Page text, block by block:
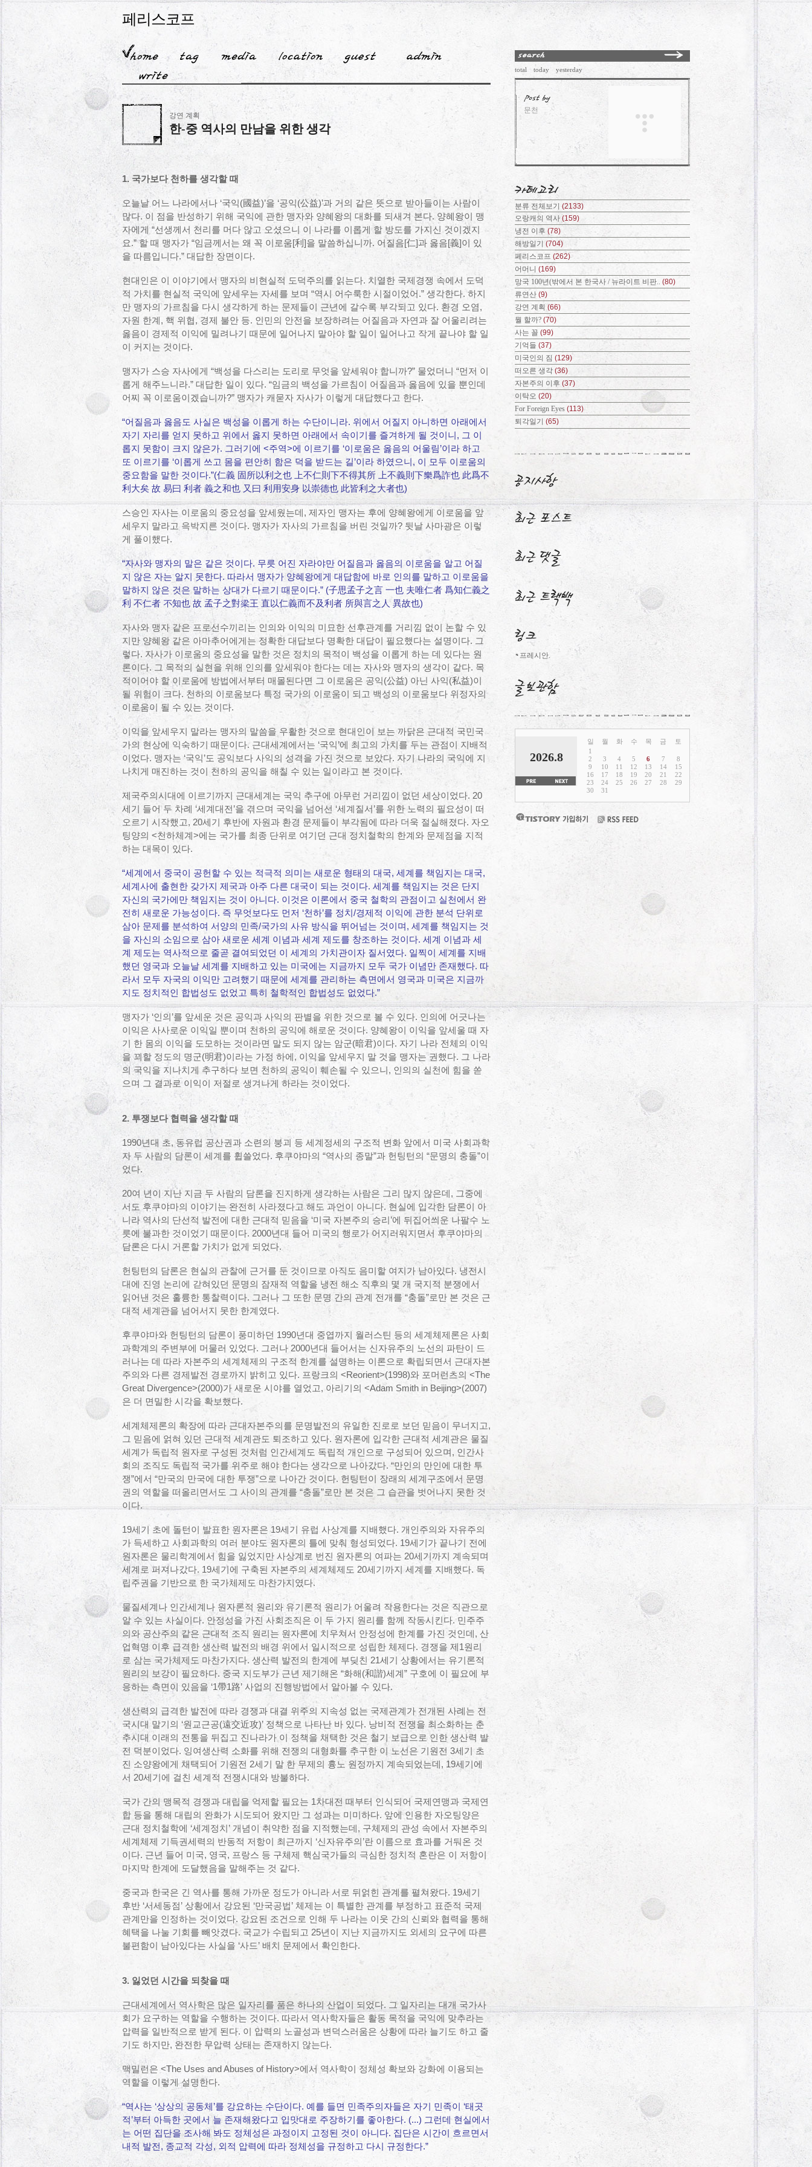
페리스코프
강연 계획
한-중 역사의 만남을 위한 생각
1. 국가보다 천하를 생각할 때
오늘날 어느 나라에서나 ‘국익(國益)’을 ‘공익(公益)’과 거의 같은 뜻으로 받아들이는 사람이
많다. 이 점을 반성하기 위해 국익에 관한 맹자와 양혜왕의 대화를 되새겨 본다. 양혜왕이 맹
자에게 “선생께서 천리를 머다 않고 오셨으니 이 나라를 이롭게 할 방도를 가지신 것이겠지
요.” 할 때 맹자가 “임금께서는 왜 꼭 이로움[利]을 말씀하십니까. 어질음[仁]과 옳음[義]이 있
을 따름입니다.” 대답한 장면이다.
현대인은 이 이야기에서 맹자의 비현실적 도덕주의를 읽는다. 치열한 국제경쟁 속에서 도덕
적 가치를 현실적 국익에 앞세우는 자세를 보며 “역시 어수룩한 시절이었어.” 생각한다. 하지
만 맹자의 가르침을 다시 생각하게 하는 문제들이 근년에 갈수록 부각되고 있다. 환경 오염,
자원 한계, 핵 위협, 경제 불안 등. 인민의 안전을 보장하려는 어질음과 자연과 잘 어울리려는
옳음이 경제적 이익에 밀려나기 때문에 일어나지 말아야 할 일이 일어나고 작게 끝나야 할 일
이 커지는 것이다.
맹자가 스승 자사에게 “백성을 다스리는 도리로 무엇을 앞세워야 합니까?” 물었더니 “먼저 이
롭게 해주느니라.” 대답한 일이 있다. “임금의 백성을 가르침이 어질음과 옳음에 있을 뿐인데
어찌 꼭 이로움이겠습니까?” 맹자가 캐묻자 자사가 이렇게 대답했다고 한다.
“어질음과 옳음도 사실은 백성을 이롭게 하는 수단이니라. 위에서 어질지 아니하면 아래에서
자기 자리를 얻지 못하고 위에서 옳지 못하면 아래에서 속이기를 즐겨하게 될 것이니, 그 이
롭지 못함이 크지 않은가. 그러기에 <주역>에 이르기를 ‘이로움은 옳음의 어울림’이라 하고
또 이르기를 ‘이롭게 쓰고 몸을 편안히 함은 덕을 받드는 길’이라 하였으니, 이 모두 이로움의
중요함을 말한 것이다.”(仁義 固所以利之也 上不仁則下不得其所 上不義則下樂爲詐也 此爲不
利大矣 故 易曰 利者 義之和也 又曰 利用安身 以崇德也 此皆利之大者也)
스승인 자사는 이로움의 중요성을 앞세웠는데, 제자인 맹자는 후에 양혜왕에게 이로움을 앞
세우지 말라고 윽박지른 것이다. 맹자가 자사의 가르침을 버린 것일까? 뒷날 사마광은 이렇
게 풀이했다.
“자사와 맹자의 말은 같은 것이다. 무릇 어진 자라야만 어질음과 옳음의 이로움을 알고 어질
지 않은 자는 알지 못한다. 따라서 맹자가 양혜왕에게 대답함에 바로 인의를 말하고 이로움을
말하지 않은 것은 말하는 상대가 다르기 때문이다.” (子思孟子之言 一也 夫唯仁者 爲知仁義之
利 不仁者 不知也 故 孟子之對梁王 直以仁義而不及利者 所與言之人 異故也)
자사와 맹자 같은 프로선수끼리는 인의와 이익의 미묘한 선후관계를 거리낌 없이 논할 수 있
지만 양혜왕 같은 아마추어에게는 정확한 대답보다 명확한 대답이 필요했다는 설명이다. 그
렇다. 자사가 이로움의 중요성을 말한 것은 정치의 목적이 백성을 이롭게 하는 데 있다는 원
론이다. 그 목적의 실현을 위해 인의를 앞세워야 한다는 데는 자사와 맹자의 생각이 같다. 목
적이어야 할 이로움에 방법에서부터 매몰된다면 그 이로움은 공익(公益) 아닌 사익(私益)이
될 위험이 크다. 천하의 이로움보다 특정 국가의 이로움이 되고 백성의 이로움보다 위정자의
이로움이 될 수 있는 것이다.
이익을 앞세우지 말라는 맹자의 말씀을 우활한 것으로 현대인이 보는 까닭은 근대적 국민국
가의 현상에 익숙하기 때문이다. 근대세계에서는 ‘국익’에 최고의 가치를 두는 관점이 지배적
이었다. 맹자는 ‘국익’도 공익보다 사익의 성격을 가진 것으로 보았다. 자기 나라의 국익에 지
나치게 매진하는 것이 천하의 공익을 해칠 수 있는 일이라고 본 것이다.
제국주의시대에 이르기까지 근대세계는 국익 추구에 아무런 거리낌이 없던 세상이었다. 20
세기 들어 두 차례 ‘세계대전’을 겪으며 국익을 넘어선 ‘세계질서’를 위한 노력의 필요성이 떠
오르기 시작했고, 20세기 후반에 자원과 환경 문제들이 부각됨에 따라 더욱 절실해졌다. 자오
팅양의 <천하체계>에는 국가를 최종 단위로 여기던 근대 정치철학의 한계와 문제점을 지적
하는 대목이 있다.
“세계에서 중국이 공헌할 수 있는 적극적 의미는 새로운 형태의 대국, 세계를 책임지는 대국,
세계사에 출현한 갖가지 제국과 아주 다른 대국이 되는 것이다. 세계를 책임지는 것은 단지
자신의 국가에만 책임지는 것이 아니다. 이것은 이론에서 중국 철학의 관점이고 실천에서 완
전히 새로운 가능성이다. 즉 무엇보다도 먼저 ‘천하’를 정치/경제적 이익에 관한 분석 단위로
삼아 문제를 분석하여 서양의 민족/국가의 사유 방식을 뛰어넘는 것이며, 세계를 책임지는 것
을 자신의 소임으로 삼아 새로운 세계 이념과 세계 제도를 창조하는 것이다. 세계 이념과 세
계 제도는 역사적으로 줄곧 결여되었던 이 세계의 가치관이자 질서였다. 일찍이 세계를 지배
했던 영국과 오늘날 세계를 지배하고 있는 미국에는 지금까지 모두 국가 이념만 존재했다. 따
라서 모두 자국의 이익만 고려했기 때문에 세계를 관리하는 측면에서 영국과 미국은 지금까
지도 정치적인 합법성도 없었고 특히 철학적인 합법성도 없었다.”
맹자가 ‘인의’를 앞세운 것은 공익과 사익의 판별을 위한 것으로 볼 수 있다. 인의에 어긋나는
이익은 사사로운 이익일 뿐이며 천하의 공익에 해로운 것이다. 양혜왕이 이익을 앞세울 때 자
기 한 몸의 이익을 도모하는 것이라면 말도 되지 않는 암군(暗君)이다. 자기 나라 전체의 이익
을 꾀할 정도의 명군(明君)이라는 가정 하에, 이익을 앞세우지 말 것을 맹자는 권했다. 그 나라
의 국익을 지나치게 추구하다 보면 천하의 공익이 훼손될 수 있으니, 인의의 실천에 힘을 쏟
으며 그 결과로 이익이 저절로 생겨나게 하라는 것이었다.
2. 투쟁보다 협력을 생각할 때
1990년대 초, 동유럽 공산권과 소련의 붕괴 등 세계정세의 구조적 변화 앞에서 미국 사회과학
자 두 사람의 담론이 세계를 휩쓸었다. 후쿠야마의 “역사의 종말”과 헌팅턴의 “문명의 충돌”이
었다.
20여 년이 지난 지금 두 사람의 담론을 진지하게 생각하는 사람은 그리 많지 않은데, 그중에
서도 후쿠야마의 이야기는 완전히 사라졌다고 해도 과언이 아니다. 현실에 입각한 담론이 아
니라 역사의 단선적 발전에 대한 근대적 믿음을 ‘미국 자본주의 승리’에 뒤집어씌운 나팔수 노
릇에 불과한 것이었기 때문이다. 2000년대 들어 미국의 행로가 어지러워지면서 후쿠야마의
담론은 다시 거론할 가치가 없게 되었다.
헌팅턴의 담론은 현실의 관찰에 근거를 둔 것이므로 아직도 음미할 여지가 남아있다. 냉전시
대에 진영 논리에 갇혀있던 문명의 잠재적 역할을 냉전 해소 직후의 몇 개 국지적 분쟁에서
읽어낸 것은 훌륭한 통찰력이다. 그러나 그 또한 문명 간의 관계 전개를 “충돌”로만 본 것은 근
대적 세계관을 넘어서지 못한 한계였다.
후쿠야마와 헌팅턴의 담론이 풍미하던 1990년대 중엽까지 월러스틴 등의 세계체제론은 사회
과학계의 주변부에 머물러 있었다. 그러나 2000년대 들어서는 신자유주의 노선의 파탄이 드
러나는 데 따라 자본주의 세계체제의 구조적 한계를 설명하는 이론으로 확립되면서 근대자본
주의와 다른 경제발전 경로까지 밝히고 있다. 프랑크의 <Reorient>(1998)와 포머런츠의 <The
Great Divergence>(2000)가 새로운 시야를 열었고, 아리기의 <Adam Smith in Beijing>(2007)
은 더 면밀한 시각을 확보했다.
세계체제론의 확장에 따라 근대자본주의를 문명발전의 유일한 진로로 보던 믿음이 무너지고,
그 믿음에 얽혀 있던 근대적 세계관도 퇴조하고 있다. 원자론에 입각한 근대적 세계관은 물질
세계가 독립적 원자로 구성된 것처럼 인간세계도 독립적 개인으로 구성되어 있으며, 인간사
회의 조직도 독립적 국가를 위주로 해야 한다는 생각으로 나아갔다. “만인의 만인에 대한 투
쟁”에서 “만국의 만국에 대한 투쟁”으로 나아간 것이다. 헌팅턴이 장래의 세계구조에서 문명
권의 역할을 떠올리면서도 그 사이의 관계를 “충돌”로만 본 것은 그 습관을 벗어나지 못한 것
이다.
19세기 초에 돌턴이 발표한 원자론은 19세기 유럽 사상계를 지배했다. 개인주의와 자유주의
가 득세하고 사회과학의 여러 분야도 원자론의 틀에 맞춰 형성되었다. 19세기가 끝나기 전에
원자론은 물리학계에서 힘을 잃었지만 사상계로 번진 원자론의 여파는 20세기까지 계속되며
세계로 퍼져나갔다. 19세기에 구축된 자본주의 세계체제도 20세기까지 세계를 지배했다. 독
립주권을 기반으로 한 국가체제도 마찬가지였다.
물질세계나 인간세계나 원자론적 원리와 유기론적 원리가 어울려 작용한다는 것은 직관으로
알 수 있는 사실이다. 안정성을 가진 사회조직은 이 두 가지 원리를 함께 작동시킨다. 민주주
의와 공산주의 같은 근대적 조직 원리는 원자론에 치우쳐서 안정성에 한계를 가진 것인데, 산
업혁명 이후 급격한 생산력 발전의 배경 위에서 일시적으로 성립한 체제다. 경쟁을 제1원리
로 삼는 국가체제도 마찬가지다. 생산력 발전의 한계에 부딪친 21세기 상황에서는 유기론적
원리의 보강이 필요하다. 중국 지도부가 근년 제기해온 “화해(和諧)세계” 구호에 이 필요에 부
응하는 측면이 있음을 ‘1帶1路’ 사업의 진행방법에서 알아볼 수 있다.
생산력의 급격한 발전에 따라 경쟁과 대결 위주의 지속성 없는 국제관계가 전개된 사례는 전
국시대 말기의 ‘원교근공(遠交近攻)’ 정책으로 나타난 바 있다. 낭비적 전쟁을 최소화하는 춘
추시대 이래의 전통을 뒤집고 진나라가 이 정책을 채택한 것은 철기 보급으로 인한 생산력 발
전 덕분이었다. 잉여생산력 소화를 위해 전쟁의 대형화를 추구한 이 노선은 기원전 3세기 초
진 소양왕에게 채택되어 기원전 2세기 말 한 무제의 흉노 원정까지 계속되었는데, 19세기에
서 20세기에 걸친 세계적 전쟁시대와 방불하다.
국가 간의 맹목적 경쟁과 대립을 억제할 필요는 1차대전 때부터 인식되어 국제연맹과 국제연
합 등을 통해 대립의 완화가 시도되어 왔지만 그 성과는 미미하다. 앞에 인용한 자오팅양은
근대 정치철학에 ‘세계정치’ 개념이 취약한 점을 지적했는데, 구체제의 관성 속에서 자본주의
세계체제 기득권세력의 반동적 저항이 최근까지 ‘신자유주의’란 이름으로 효과를 거둬온 것
이다. 근년 들어 미국, 영국, 프랑스 등 구체제 핵심국가들의 극심한 정치적 혼란은 이 저항이
마지막 한계에 도달했음을 말해주는 것 같다.
중국과 한국은 긴 역사를 통해 가까운 정도가 아니라 서로 뒤얽힌 관계를 펼쳐왔다. 19세기
후반 ‘서세동점’ 상황에서 강요된 ‘만국공법’ 체제는 이 특별한 관계를 부정하고 표준적 국제
관계만을 인정하는 것이었다. 강요된 조건으로 인해 두 나라는 이웃 간의 신뢰와 협력을 통해
혜택을 나눌 기회를 빼앗겼다. 국교가 수립되고 25년이 지난 지금까지도 외세의 요구에 따른
불편함이 남아있다는 사실을 ‘사드’ 배치 문제에서 확인한다.
3. 잃었던 시간을 되찾을 때
근대세계에서 역사학은 많은 일자리를 품은 하나의 산업이 되었다. 그 일자리는 대개 국가사
회가 요구하는 역할을 수행하는 것이다. 따라서 역사학자들은 활동 목적을 국익에 맞추라는
압력을 일반적으로 받게 된다. 이 압력의 노골성과 변덕스러움은 상황에 따라 늘기도 하고 줄
기도 하지만, 완전한 무압력 상태는 존재하지 않는다.
맥밀런은 <The Uses and Abuses of History>에서 역사학이 정체성 확보와 강화에 이용되는
역할을 이렇게 설명한다.
“역사는 ‘상상의 공동체’를 강요하는 수단이다. 예를 들면 민족주의자들은 자기 민족이 ‘태곳
적’부터 아득한 곳에서 늘 존재해왔다고 입맛대로 주장하기를 좋아한다. (...) 그런데 현실에서
는 어떤 집단을 조사해 봐도 정체성은 과정이지 고정된 것이 아니다. 집단은 시간이 흐르면서
내적 발전, 종교적 각성, 외적 압력에 따라 정체성을 규정하고 다시 규정한다.”
total today yesterday
문천
분류 전체보기 (2133)
오랑캐의 역사 (159)
냉전 이후 (78)
해방일기 (704)
페리스코프 (262)
어머니 (169)
망국 100년(밖에서 본 한국사 / 뉴라이트 비판.. (80)
류연산 (9)
강연 계획 (66)
뭘 할까? (70)
사는 꼴 (99)
기억들 (37)
미국인의 짐 (129)
떠오른 생각 (36)
자본주의 이후 (37)
이탁오 (20)
For Foreign Eyes (113)
퇴각일기 (65)
프레시안.
2026.8
일 월 화 수 목 금
토
1
2
3 4 5 6 7
8
9
10 11 12 13 14
15
16
17 18 19 20 21
22
23
24 25 26 27 28
29
30
31